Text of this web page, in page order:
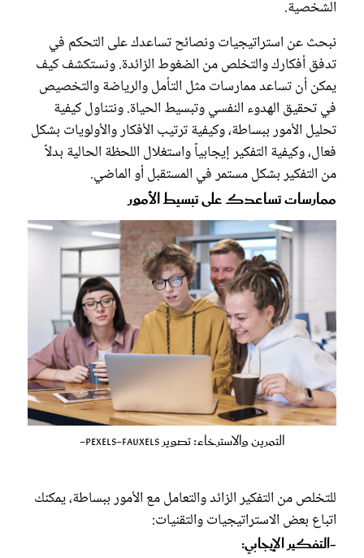
الشخصية.
نبحث عن استراتيجيات ونصائح تساعدك على التحكم في
تدفق أفكارك والتخلص من الضغوط الزائدة. ونستكشف كيف
يمكن أن تساعد ممارسات مثل التأمل والرياضة والتخصيص
في تحقيق الهدوء النفسي وتبسيط الحياة. ونتناول كيفية
تحليل الأمور ببساطة، وكيفية ترتيب الأفكار والأولويات بشكل
فعال، وكيفية التفكير إيجابياً واستغلال اللحظة الحالية بدلاً
من التفكير بشكل مستمر في المستقبل أو الماضي.
ممارسات تساعدك على تبسيط الأمور
التمرين والاسترخاء: تصوير pexels-fauxels-
للتخلص من التفكير الزائد والتعامل مع الأمور ببساطة، يمكنك
اتباع بعض الاستراتيجيات والتقنيات:
-التفكير الإيجابي: